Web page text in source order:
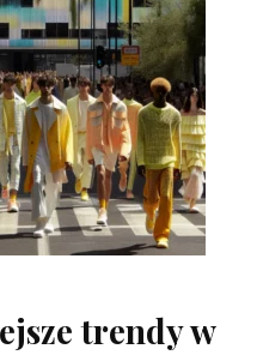
trendy w